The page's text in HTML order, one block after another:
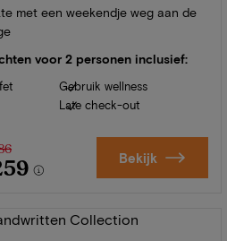
met een weekendje weg aan de
voor 2 personen inclusief:
Gebruik wellness
Late check-out
Bekijk